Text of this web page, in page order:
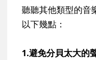
聽聽其他類型的音
以下幾點：
1.避免分貝太大的